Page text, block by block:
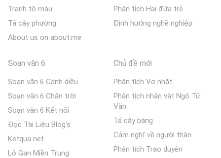
Tranh tô màu
Tả cây phượng
About us on about.me
Phân tích Hai đứa trẻ
Định hướng nghề nghiệp
Soạn văn 6
Soạn văn 6 Cánh diều
Soạn văn 6 Chân trời
Soạn văn 6 Kết nối
Đọc Tài Liệu Blog's
Ketqua net
Lô Gan Miền Trung
Chủ đề mới
Phân tích Vợ nhặt
Phân tích nhân vật Ngô Tử
Văn
Tả cây bàng
Cảm nghĩ về người thân
Phân tích Trao duyên